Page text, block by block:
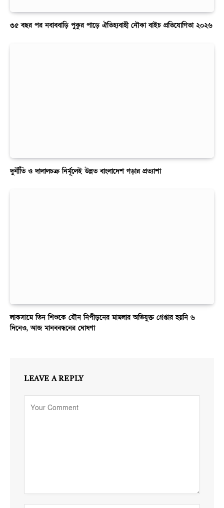
৩৫ বছর পর নবাববাড়ি পুকুর পাড়ে ঐতিহ্যবাহী নৌকা বাইচ প্রতিযোগিতা ২০২৬
দুর্নীতি ও দালালচক্র নির্মূলেই উন্নত বাংলাদেশ গড়ার প্রত্যাশা
লাকসামে তিন শিশুকে যৌন নিপীড়নের মামলার অভিযুক্ত গ্রেপ্তার হয়নি ৬
দিনেও, আজ মানববন্ধনের ঘোষণা
LEAVE A REPLY